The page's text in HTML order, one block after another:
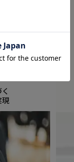
質検査基準を設定し
現